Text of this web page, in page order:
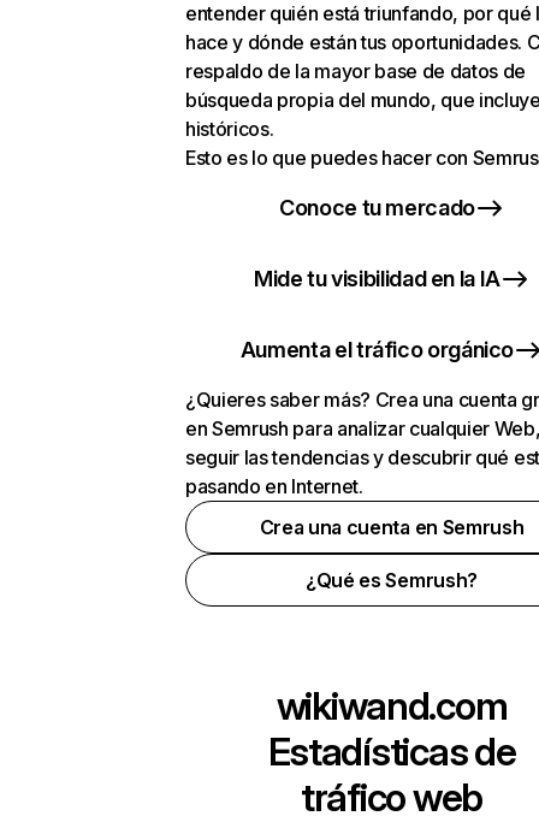
entender quién está triunfando, por qué
hace y dónde están tus oportunidades.
respaldo de la mayor base de datos de
búsqueda propia del mundo, que
históricos.
Esto es lo que puedes hacer con
Conoce tu mercado
Mide tu visibilidad en la IA
Aumenta el tráfico orgánico
¿Quieres saber más? Crea una cuenta
en Semrush para analizar cualquier
seguir las tendencias y descubrir qué
pasando en Internet.
Crea una cuenta en Semrush
¿Qué es Semrush?
wikiwand.com
Estadísticas de
tráfico web